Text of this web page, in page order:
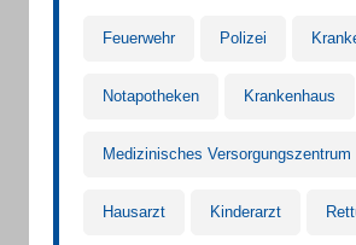
Feuerwehr Polizei
Notapotheken Krankenhaus
Medizinisches Versorgungszentrum
Hausarzt Kinderarzt